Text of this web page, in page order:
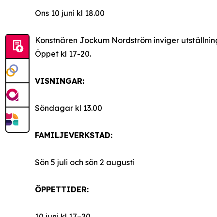
Ons 10 juni kl 18.00
Konstnären Jockum Nordström inviger
Öppet kl 17-20.
VISNINGAR:
Söndagar kl 13.00
FAMILJEVERKSTAD:
Sön 5 juli och sön 2 augusti
ÖPPETTIDER: